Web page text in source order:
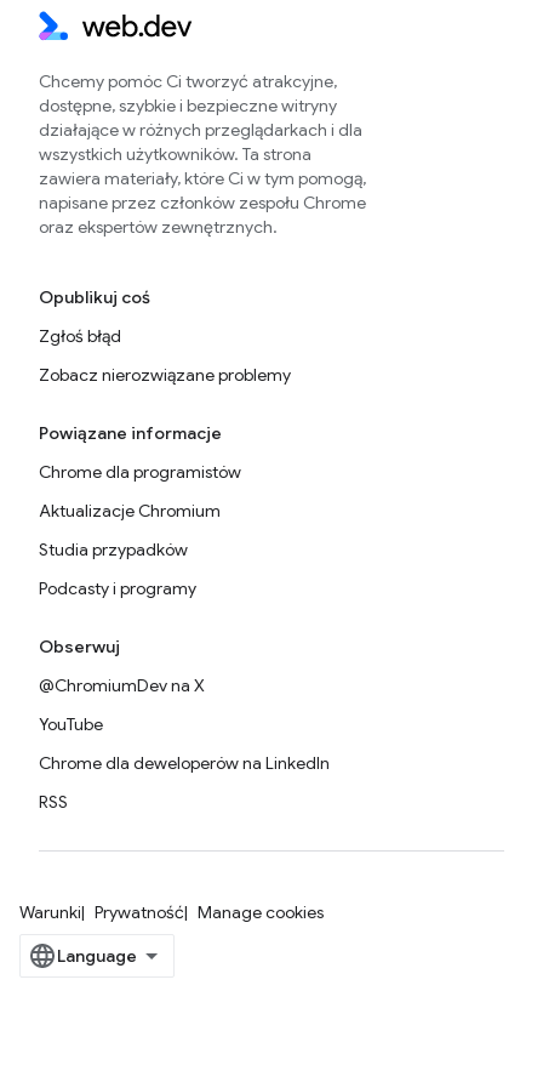
Chcemy pomóc Ci tworzyć atrakcyjne,
dostępne, szybkie i bezpieczne witryny
działające w różnych przeglądarkach i dla
wszystkich użytkowników. Ta strona
zawiera materiały, które Ci w tym pomogą,
napisane przez członków zespołu Chrome
oraz ekspertów zewnętrznych.
Opublikuj coś
Zgłoś błąd
Zobacz nierozwiązane problemy
Powiązane informacje
Chrome dla programistów
Aktualizacje Chromium
Studia przypadków
Podcasty i programy
Obserwuj
@ChromiumDev na X
YouTube
Chrome dla deweloperów na LinkedIn
RSS
Warunki Prywatność Manage cookies